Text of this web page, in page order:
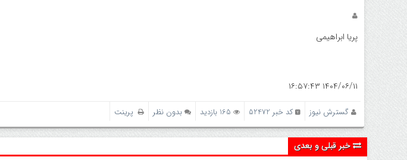
پریا ابراهیمی
۱۴۰۴/۰۶/۱۱ ۱۶:۵۷:۴۳
گسترش نیوز کد خبر 52472 بدون نظر پرینت
خبر قبلی و بعدی